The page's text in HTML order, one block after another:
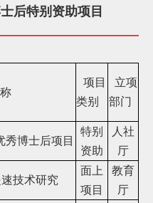
后特别资助项目
项目
类别
立项
部门
秀博士后项目
特别
资助
人社
厅
技术研究
面上
项目
教育
厅